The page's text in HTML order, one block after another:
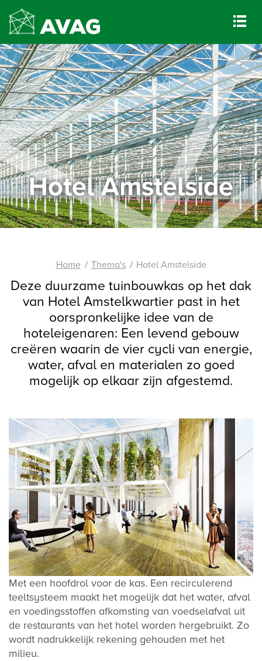
Hotel Amstelside
Home Thema's Hotel Amstelside
Deze duurzame tuinbouwkas op het dak
van Hotel Amstelkwartier past in het
oorspronkelijke idee van de
hoteleigenaren: Een levend gebouw
creëren waarin de vier cycli van energie,
water, afval en materialen zo goed
mogelijk op elkaar zijn afgestemd.
Met een hoofdrol voor de kas. Een recirculerend
teeltsysteem maakt het mogelijk dat het water, afval
en voedingsstoffen afkomsting van voedselafval uit
de restaurants van het hotel worden hergebruikt. Zo
wordt nadrukkelijk rekening gehouden met het
milieu.